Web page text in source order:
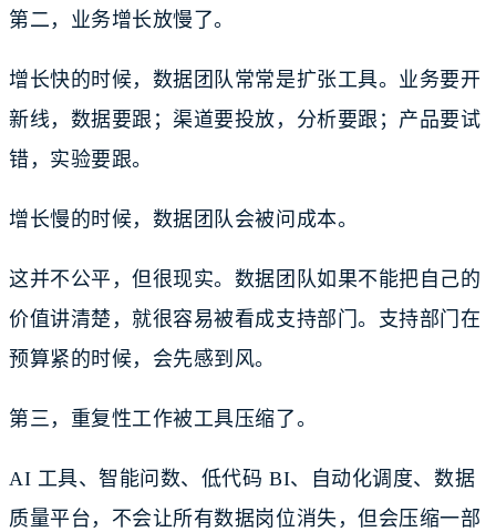
第二，业务增长放慢了。
增长快的时候，数据团队常常是扩张工具。业务要开
新线，数据要跟；渠道要投放，分析要跟；产品要试
错，实验要跟。
增长慢的时候，数据团队会被问成本。
这并不公平，但很现实。数据团队如果不能把自己的
价值讲清楚，就很容易被看成支持部门。支持部门在
预算紧的时候，会先感到风。
第三，重复性工作被工具压缩了。
AI 工具、智能问数、低代码 BI、自动化调度、数据
质量平台，不会让所有数据岗位消失，但会压缩一部